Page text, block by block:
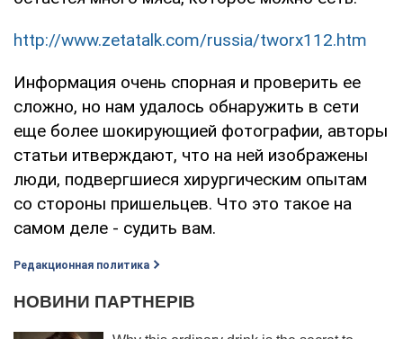
http://www.zetatalk.com/russia/tworx112.htm
Информация очень спорная и проверить ее
сложно, но нам удалось обнаружить в сети
еще более шокирующией фотографии, авторы
статьи итверждают, что на ней изображены
люди, подвергшиеся хирургическим опытам
со стороны пришельцев. Что это такое на
самом деле - судить вам.
Редакционная политика